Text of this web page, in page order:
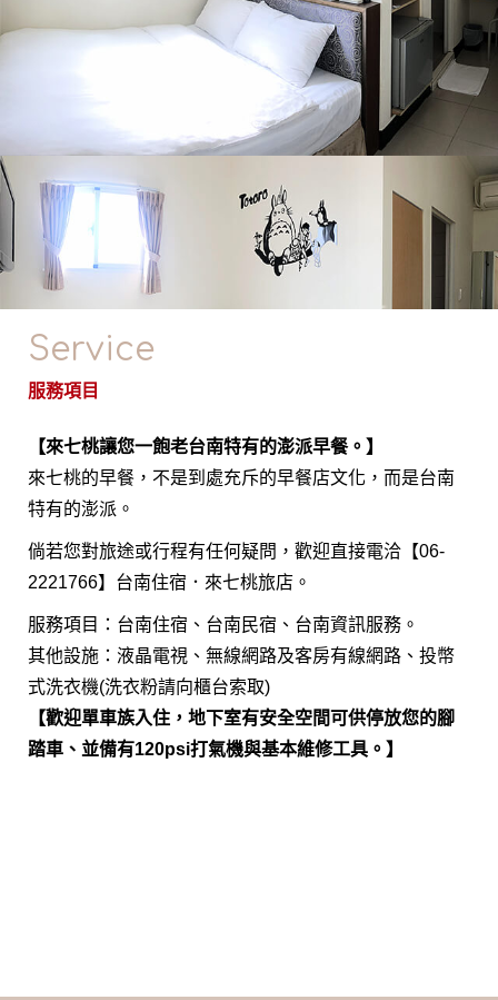
Service
服務項目
【來七桃讓您一飽老台南特有的澎派早餐。】
來七桃的早餐，不是到處充斥的早餐店文化，而是台南
特有的澎派。
倘若您對旅途或行程有任何疑問，歡迎直接電洽【06-
2221766】台南住宿．來七桃旅店。
服務項目：台南住宿、台南民宿、台南資訊服務。
其他設施：液晶電視、無線網路及客房有線網路、投幣
式洗衣機(洗衣粉請向櫃台索取)
【歡迎單車族入住，地下室有安全空間可供停放您的腳
踏車、並備有120psi打氣機與基本維修工具。】